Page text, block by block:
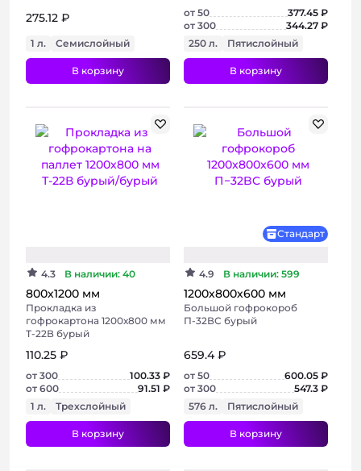
275.12 ₽
1 л. Семислойный
В корзину
от 50
377.45 ₽
от 300
344.27 ₽
250 л.
Пятислойный
В корзину
4.3 В наличии: 40
800х1200 мм
Прокладка из
гофрокартона 1200х800 мм
Т-22В бурый
110.25 ₽
от 300
100.33 ₽
от 600
91.51 ₽
1 л.
Трехслойный
В корзину
Стандарт
4.9 В наличии: 599
1200х800х600 мм
Большой гофрокороб
П-32ВС бурый
659.4 ₽
от 50
600.05 ₽
от 300
547.3 ₽
576 л.
Пятислойный
В корзину